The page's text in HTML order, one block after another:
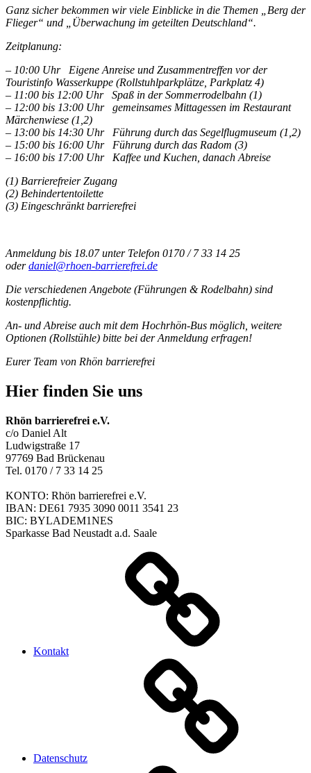
Ganz sicher bekommen wir viele Einblicke in die Themen „Berg der
Flieger“ und „Überwachung im geteilten Deutschland“.
Zeitplanung:
– 10:00 Uhr Eigene Anreise und Zusammentreffen vor der
Touristinfo Wasserkuppe (Rollstuhlparkplätze, Parkplatz 4)
– 11:00 bis 12:00 Uhr Spaß in der Sommerrodelbahn (1)
– 12:00 bis 13:00 Uhr gemeinsames Mittagessen im Restaurant
Märchenwiese (1,2)
– 13:00 bis 14:30 Uhr Führung durch das Segelflugmuseum (1,2)
– 15:00 bis 16:00 Uhr Führung durch das Radom (3)
– 16:00 bis 17:00 Uhr Kaffee und Kuchen, danach Abreise
(1) Barrierefreier Zugang
(2) Behindertentoilette
(3) Eingeschränkt barrierefrei
Anmeldung bis 18.07 unter Telefon 0170 / 7 33 14 25
oderdaniel@rhoen-barrierefrei.de
Die verschiedenen Angebote (Führungen & Rodelbahn) sind
kostenpflichtig.
An- und Abreise auch mit dem Hochrhön-Bus möglich, weitere
Optionen (Rollstühle) bitte bei der Anmeldung erfragen!
Eurer Team von Rhön barrierefrei
Hier finden Sie uns
Rhön barrierefrei e.V.
c/o Daniel Alt
Ludwigstraße 17
97769 Bad Brückenau
Tel. 0170 / 7 33 14 25
KONTO: Rhön barrierefrei e.V.
IBAN: DE61 7935 3090 0011 3541 23
BIC: BYLADEM1NES
Sparkasse Bad Neustadt a.d. Saale
Kontakt
Datenschutz